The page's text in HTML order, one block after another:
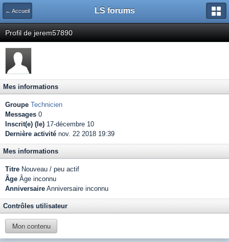
← Accueil LS forums
Profil de jerem57890
Mes informations
Groupe Technicien
Messages 0
Inscrit(e) (le) 17-décembre 10
Dernière activité nov. 22 2018 19:39
Mes informations
Titre Nouveau / peu actif
Âge Âge inconnu
Anniversaire Anniversaire inconnu
Contrôles utilisateur
Mon contenu